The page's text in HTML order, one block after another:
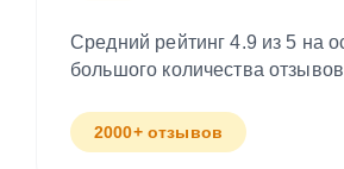
Средний рейтинг 4.9 из 5 на
большого количества отзывов
2000+ отзывов